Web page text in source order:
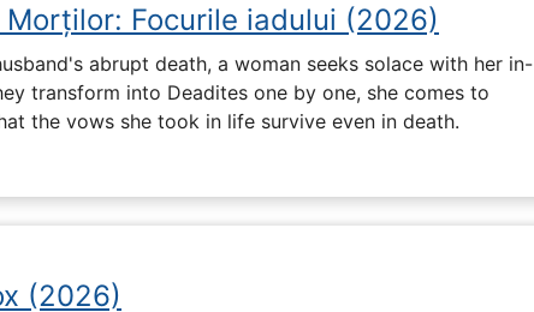
Focurile iadului (2026)
abrupt death, a woman seeks solace with her in-
transform into Deadites one by one, she comes to
the vows she took in life survive even in death.
(2026)